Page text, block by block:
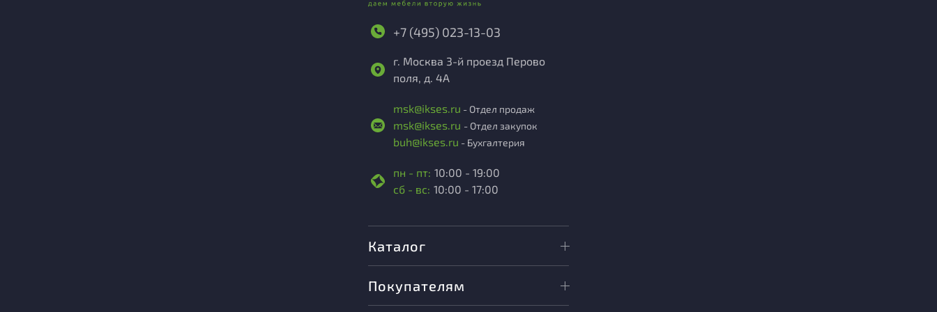
+7 (495) 023-13-03
г. Москва 3-й проезд Перово
поля, д. 4А
msk@ikses.ru - Отдел продаж
msk@ikses.ru - Отдел закупок
buh@ikses.ru - Бухгалтерия
пн - пт: 10:00 - 19:00
сб - вс: 10:00 - 17:00
Каталог
Покупателям